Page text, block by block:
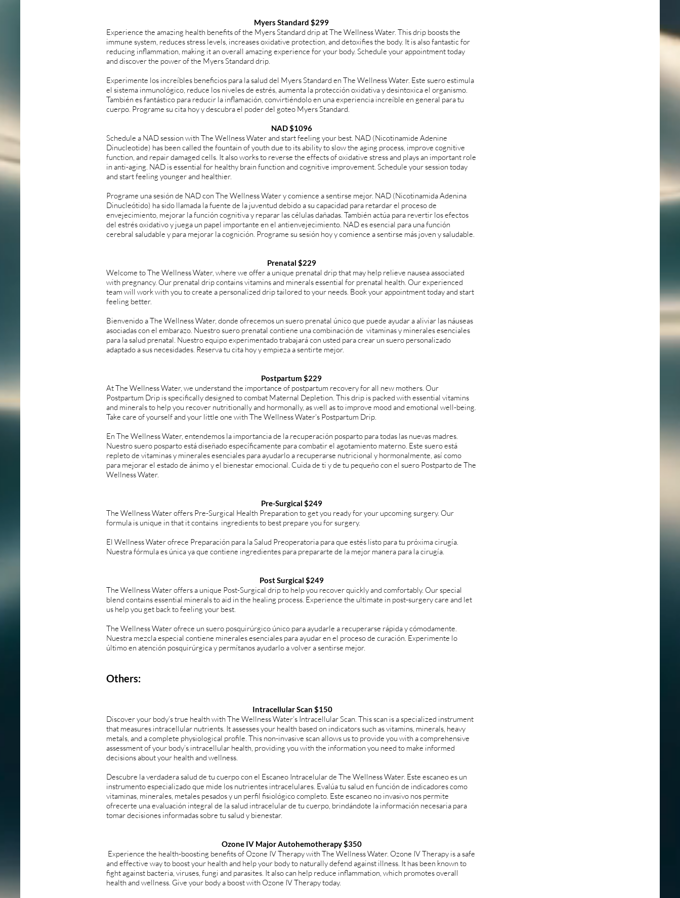
Myers Standard $299
Experience the amazing health benefits of the Myers Standard drip at The Wellness Water. This drip boosts the
immune system, reduces stress levels, increases oxidative protection, and detoxifies the body. It is also fantastic for
reducing inflammation, making it an overall amazing experience for your body. Schedule your appointment today
and discover the power of the Myers Standard drip.
Experimente los increíbles beneficios para la salud del Myers Standard en The Wellness Water. Este suero estimula
el sistema inmunológico, reduce los niveles de estrés, aumenta la protección oxidativa y desintoxica el organismo.
También es fantástico para reducir la inflamación, convirtiéndolo en una experiencia increíble en general para tu
cuerpo. Programe su cita hoy y descubra el poder del goteo Myers Standard.
NAD $1096
Schedule a NAD session with The Wellness Water and start feeling your best. NAD (Nicotinamide Adenine
Dinucleotide) has been called the fountain of youth due to its ability to slow the aging process, improve cognitive
function, and repair damaged cells. It also works to reverse the effects of oxidative stress and plays an important role
in anti-aging. NAD is essential for healthy brain function and cognitive improvement. Schedule your session today
and start feeling younger and healthier.
Programe una sesión de NAD con The Wellness Water y comience a sentirse mejor. NAD (Nicotinamida Adenina
Dinucleótido) ha sido llamada la fuente de la juventud debido a su capacidad para retardar el proceso de
envejecimiento, mejorar la función cognitiva y reparar las células dañadas. También actúa para revertir los efectos
del estrés oxidativo y juega un papel importante en el antienvejecimiento. NAD es esencial para una función
cerebral saludable y para mejorar la cognición. Programe su sesión hoy y comience a sentirse más joven y saludable.
Prenatal $229
Welcome to The Wellness Water, where we offer a unique prenatal drip that may help relieve nausea associated
with pregnancy. Our prenatal drip contains vitamins and minerals essential for prenatal health. Our experienced
team will work with you to create a personalized drip tailored to your needs. Book your appointment today and start
feeling better.
Bienvenido a The Wellness Water, donde ofrecemos un suero prenatal único que puede ayudar a aliviar las náuseas
asociadas con el embarazo. Nuestro suero prenatal contiene una combinación de vitaminas y minerales esenciales
para la salud prenatal. Nuestro equipo experimentado trabajará con usted para crear un suero personalizado
adaptado a sus necesidades. Reserva tu cita hoy y empieza a sentirte mejor.
Postpartum $229
At The Wellness Water, we understand the importance of postpartum recovery for all new mothers. Our
Postpartum Drip is specifically designed to combat Maternal Depletion. This drip is packed with essential vitamins
and minerals to help you recover nutritionally and hormonally, as well as to improve mood and emotional well-being.
Take care of yourself and your little one with The Wellness Water's Postpartum Drip.
En The Wellness Water, entendemos la importancia de la recuperación posparto para todas las nuevas madres.
Nuestro suero posparto está diseñado específicamente para combatir el agotamiento materno. Este suero está
repleto de vitaminas y minerales esenciales para ayudarlo a recuperarse nutricional y hormonalmente, así como
para mejorar el estado de ánimo y el bienestar emocional. Cuida de ti y de tu pequeño con el suero Postparto de The
Wellness Water.
Pre-Surgical $249
The Wellness Water offers Pre-Surgical Health Preparation to get you ready for your upcoming surgery. Our
formula is unique in that it contains ingredients to best prepare you for surgery.
El Wellness Water ofrece Preparación para la Salud Preoperatoria para que estés listo para tu próxima cirugía.
Nuestra fórmula es única ya que contiene ingredientes para prepararte de la mejor manera para la cirugía.
Post Surgical $249
The Wellness Water offers a unique Post-Surgical drip to help you recover quickly and comfortably. Our special
blend contains essential minerals to aid in the healing process. Experience the ultimate in post-surgery care and let
us help you get back to feeling your best.
The Wellness Water ofrece un suero posquirúrgico único para ayudarle a recuperarse rápida y cómodamente.
Nuestra mezcla especial contiene minerales esenciales para ayudar en el proceso de curación. Experimente lo
último en atención posquirúrgica y permítanos ayudarlo a volver a sentirse mejor.
Others:
Intracellular Scan $150
Discover your body’s true health with The Wellness Water’s Intracellular Scan. This scan is a specialized instrument
that measures intracellular nutrients. It assesses your health based on indicators such as vitamins, minerals, heavy
metals, and a complete physiological profile. This non-invasive scan allows us to provide you with a comprehensive
assessment of your body’s intracellular health, providing you with the information you need to make informed
decisions about your health and wellness.
Descubre la verdadera salud de tu cuerpo con el Escaneo Intracelular de The Wellness Water. Este escaneo es un
instrumento especializado que mide los nutrientes intracelulares. Evalúa tu salud en función de indicadores como
vitaminas, minerales, metales pesados y un perfil fisiológico completo. Este escaneo no invasivo nos permite
ofrecerte una evaluación integral de la salud intracelular de tu cuerpo, brindándote la información necesaria para
tomar decisiones informadas sobre tu salud y bienestar.
Ozone IV Major Autohemotherapy $350
Experience the health-boosting benefits of Ozone IV Therapy with The Wellness Water. Ozone IV Therapy is a safe
and effective way to boost your health and help your body to naturally defend against illness. It has been known to
fight against bacteria, viruses, fungi and parasites. It also can help reduce inflammation, which promotes overall
health and wellness. Give your body a boost with Ozone IV Therapy today.